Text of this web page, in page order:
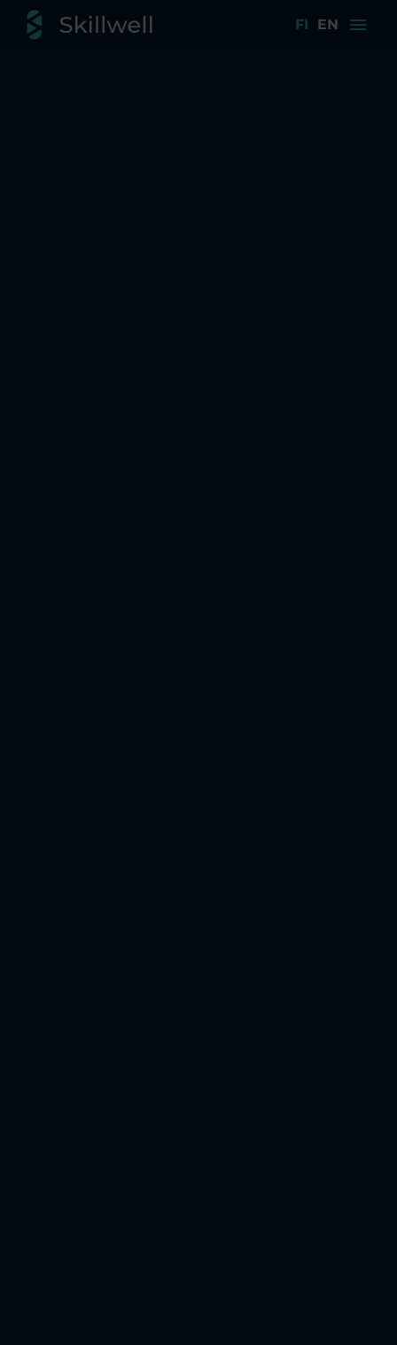
FI EN menu